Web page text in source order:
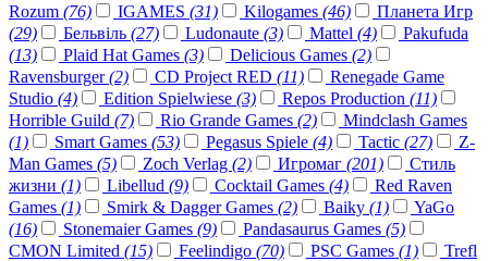
Rozum (76) IGAMES (31) Kilogames (46)
Планета Игр
(29)
Бельвіль (27) Ludonaute (3) Mattel (4)
Pakufuda
(13)
Plaid Hat Games (3) Delicious Games (2)
Ravensburger(2) CD Project RED (11)
Renegade Game
Studio (4) Edition Spielwiese (3) Repos Production (11)
Horrible Guild (7) Rio Grande Games (2)
Mindclash Games
(1)
Smart Games (53) Pegasus Spiele (4) Tactic (27)
Z-
Man Games (5) Zoch Verlag (2) Игромаг (201)
Стиль
жизни (1) Libellud (9) Cocktail Games (4)
Red Raven
Games (1) Smirk & Dagger Games (2) Baiky (1)
YaGo
(16)
Stonemaier Games (9) Pandasaurus Games (5)
CMON Limited (15) Feelindigo (70) PSC Games (1)
Trefl